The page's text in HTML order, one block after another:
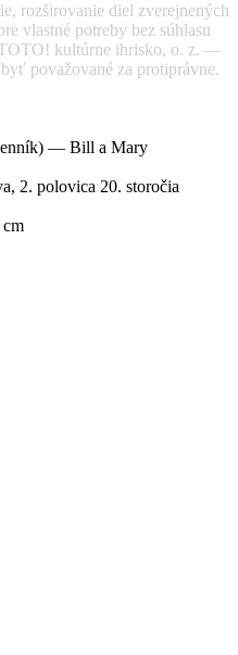
rozširovanie diel zverejnených
vlastné potreby bez súhlasu
kultúrne ihrisko, o. z. —
považované za protiprávne.
— Bill a Mary
2. polovica 20. storočia